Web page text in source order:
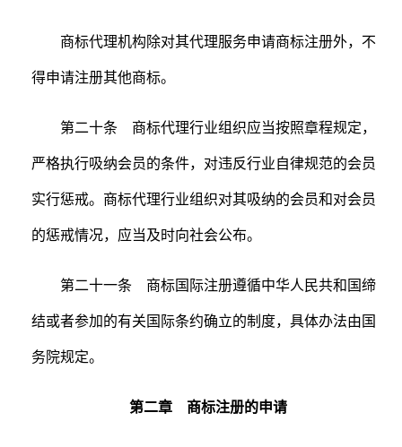
商标代理机构除对其代理服务申请商标注册外，不
得申请注册其他商标。
第二十条 商标代理行业组织应当按照章程规定，
严格执行吸纳会员的条件，对违反行业自律规范的会员
实行惩戒。商标代理行业组织对其吸纳的会员和对会员
的惩戒情况，应当及时向社会公布。
第二十一条 商标国际注册遵循中华人民共和国缔
结或者参加的有关国际条约确立的制度，具体办法由国
务院规定。
第二章 商标注册的申请